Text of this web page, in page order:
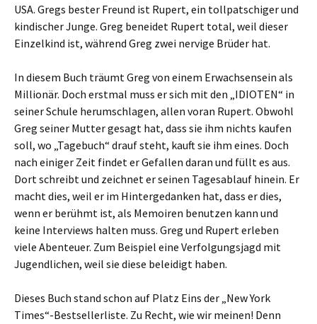
USA. Gregs bester Freund ist Rupert, ein tollpatschiger und
kindischer Junge. Greg beneidet Rupert total, weil dieser
Einzelkind ist, während Greg zwei nervige Brüder hat.
In diesem Buch träumt Greg von einem Erwachsensein als
Millionär. Doch erstmal muss er sich mit den „IDIOTEN“ in
seiner Schule herumschlagen, allen voran Rupert. Obwohl
Greg seiner Mutter gesagt hat, dass sie ihm nichts kaufen
soll, wo „Tagebuch“ drauf steht, kauft sie ihm eines. Doch
nach einiger Zeit findet er Gefallen daran und füllt es aus.
Dort schreibt und zeichnet er seinen Tagesablauf hinein. Er
macht dies, weil er im Hintergedanken hat, dass er dies,
wenn er berühmt ist, als Memoiren benutzen kann und
keine Interviews halten muss. Greg und Rupert erleben
viele Abenteuer. Zum Beispiel eine Verfolgungsjagd mit
Jugendlichen, weil sie diese beleidigt haben.
Dieses Buch stand schon auf Platz Eins der „New York
Times“-Bestsellerliste. Zu Recht, wie wir meinen! Denn